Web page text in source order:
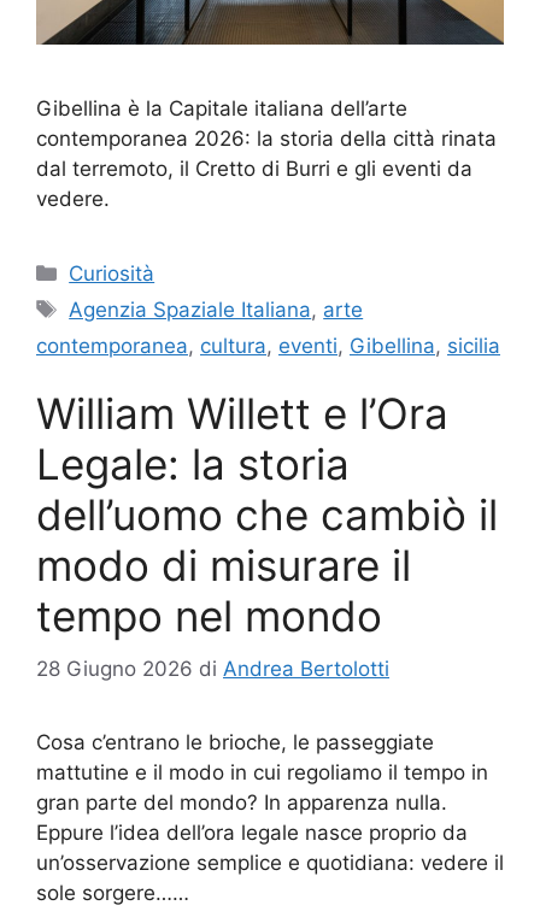
Gibellina è la Capitale italiana dell’arte
contemporanea 2026: la storia della città rinata
dal terremoto, il Cretto di Burri e gli eventi da
vedere.
Categorie
Curiosità
Tag
Agenzia Spaziale Italiana, arte
contemporanea, cultura, eventi, Gibellina, sicilia
William Willett e l’Ora
Legale: la storia
dell’uomo che cambiò il
modo di misurare il
tempo nel mondo
28 Giugno 2026 di Andrea Bertolotti
Cosa c’entrano le brioche, le passeggiate
mattutine e il modo in cui regoliamo il tempo in
gran parte del mondo? In apparenza nulla.
Eppure l’idea dell’ora legale nasce proprio da
un’osservazione semplice e quotidiana: vedere il
sole sorgere……